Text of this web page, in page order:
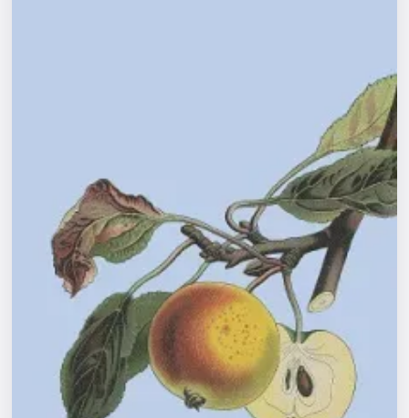
Площадки
Артисты
Рейтинги